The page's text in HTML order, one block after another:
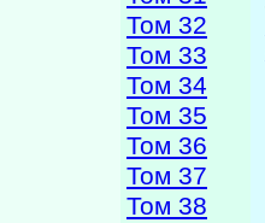
Том 32
Том 33
Том 34
Том 35
Том 36
Том 37
Том 38